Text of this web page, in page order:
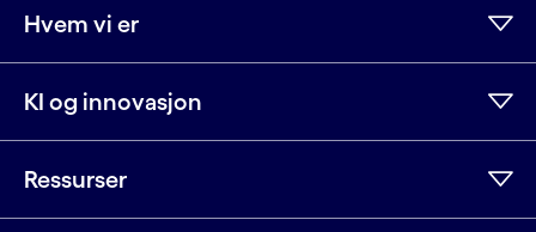
Hvem vi er
KI og innovasjon
Ressurser